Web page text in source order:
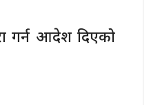
गर्न आदेश दिएको